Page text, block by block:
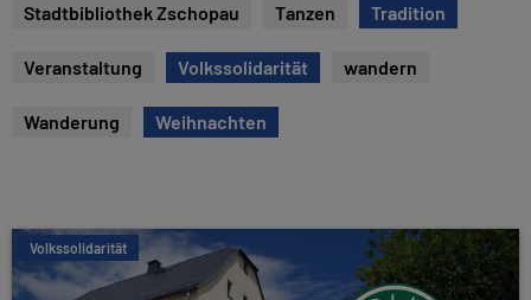
Stadtbibliothek Zschopau Tanzen Tradition
Veranstaltung Volkssolidarität wandern
Wanderung Weihnachten
Volkssolidarität